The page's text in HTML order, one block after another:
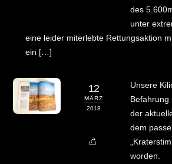
des
unter
eine leider miterlebte Rettungsaktion
ein […]
12
MÄRZ
2018
Unsere
Befahrung
der
dem
worden.